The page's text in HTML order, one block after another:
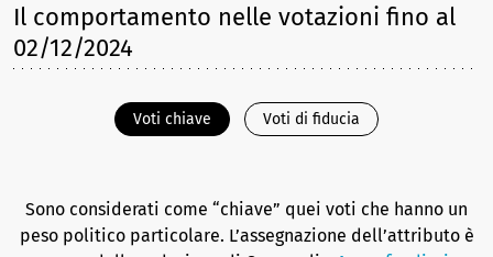
Il comportamento nelle votazioni fino al
02/12/2024
Voti chiave Voti di fiducia
Sono considerati come “chiave” quei voti che hanno un
peso politico particolare. L’assegnazione dell’attributo è